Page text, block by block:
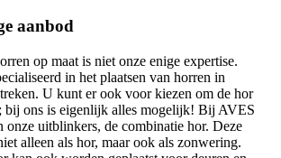
aanbod
op maat is niet onze enige expertise.
in het plaatsen van horren in
U kunt er ook voor kiezen om de hor
bij ons is eigenlijk alles mogelijk! Bij AVES
onze uitblinkers, de combinatie hor. Deze
alleen als hor, maar ook als zonwering.